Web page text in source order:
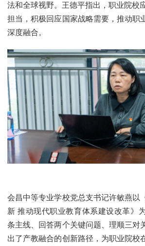
法和全球视野。王德平指出，职业院校
担当，积极回应国家战略需要，推动职
深度融合。
会昌中等专业学校党总支书记许敏燕以
新 推动现代职业教育体系建设改革》
条主线、回答两个关键问题、理顺三对
出了产教融合的创新路径，为职业院校